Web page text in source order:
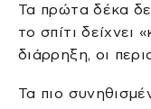
Τα πρώτα δέκα
το σπίτι δείχνει
διάρρηξη, οι
Τα πιο